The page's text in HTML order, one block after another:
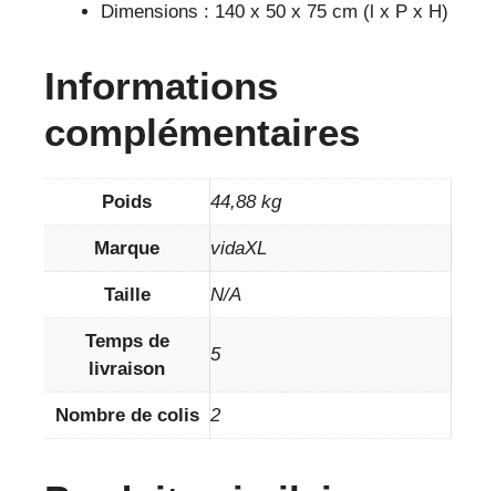
Dimensions : 140 x 50 x 75 cm (l x P x H)
Informations
complémentaires
Poids 44,88 kg
Marque vidaXL
Taille N/A
Temps de
livraison
5
Nombre de colis 2